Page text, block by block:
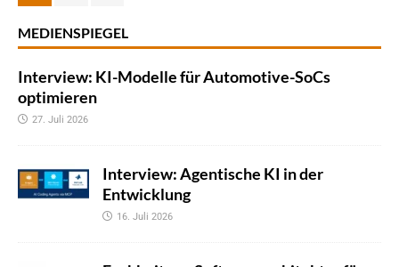
MEDIENSPIEGEL
Interview: KI-Modelle für Automotive-SoCs
optimieren
27. Juli 2026
Interview: Agentische KI in der
Entwicklung
16. Juli 2026